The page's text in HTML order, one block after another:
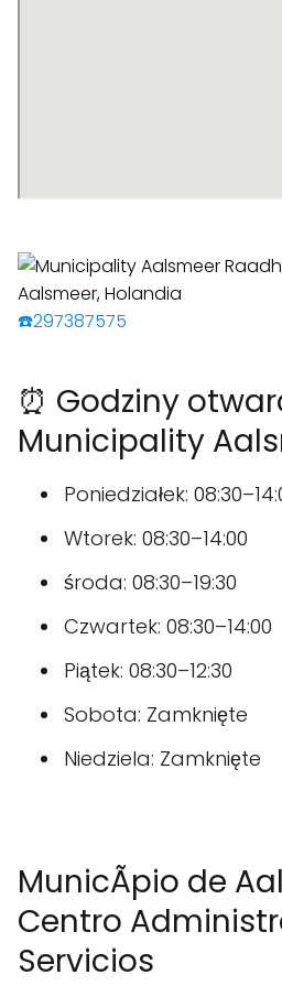
☎️297387575
⏰ Godziny
Municipality
Poniedziałek:
Wtorek: 08:30–14:00
środa: 08:30–19:30
Czwartek: 08:30–14:00
Piątek: 08:30–12:30
Sobota: Zamknięte
Niedziela: Zamknięte
MunicÃ­pio de
Centro
Servicios